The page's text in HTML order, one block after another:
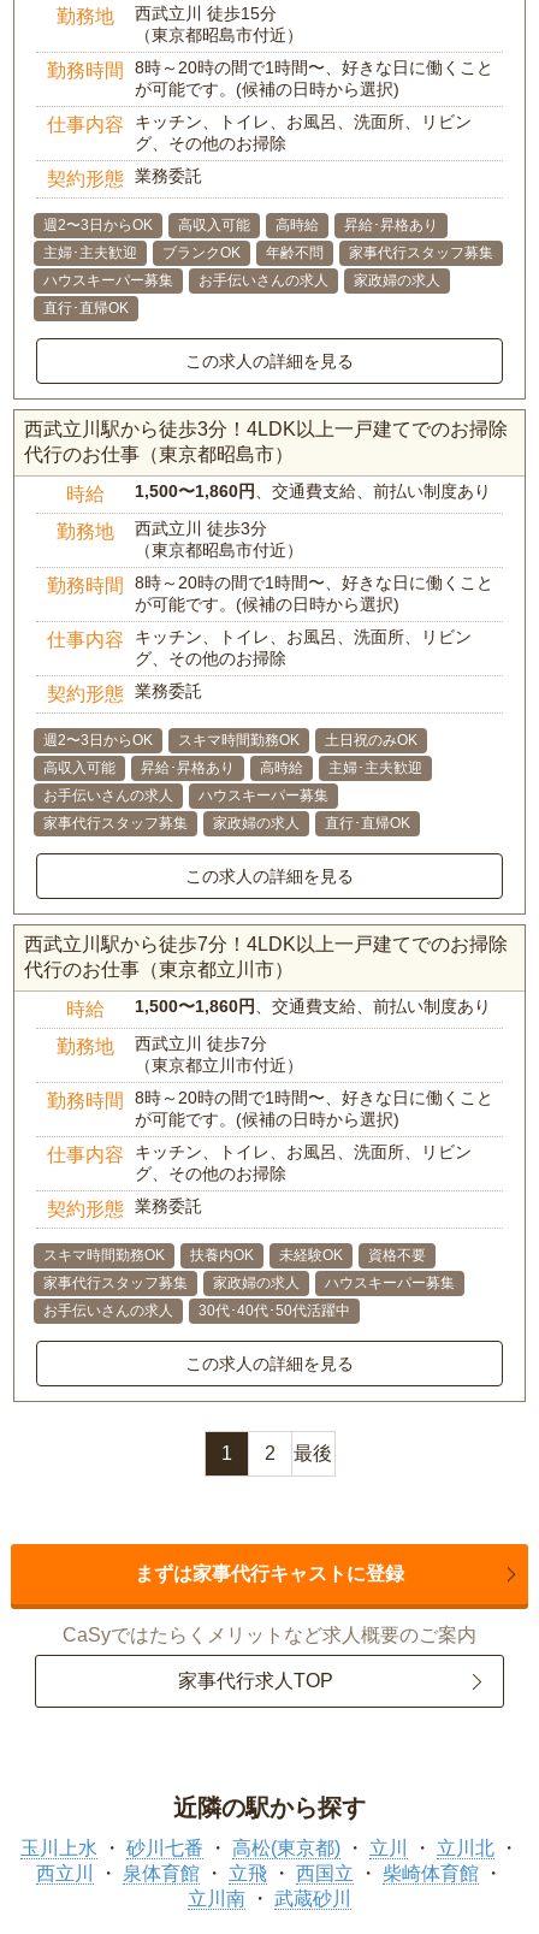
勤務地
西武立川 徒歩15分
（東京都昭島市付近）
勤務時間
8時～20時の間で1時間〜、好きな日に働くこと
が可能です。(候補の日時から選択)
仕事内容
キッチン、トイレ、お風呂、洗面所、リビン
グ、その他のお掃除
契約形態 業務委託
週2〜3日からOK 高収入可能 高時給
昇給･昇格あり
主婦･主夫歓迎
ブランクOK 年齢不問
家事代行スタッフ募集
ハウスキーパー募集
お手伝いさんの求人
家政婦の求人
直行･直帰OK
この求人の詳細を見る
西武立川駅から徒歩3分！4LDK以上一戸建てでのお掃除
代行のお仕事（東京都昭島市）
時給 1,500〜1,860円 、交通費支給、前払い制度あり
勤務地
西武立川 徒歩3分
（東京都昭島市付近）
勤務時間
8時～20時の間で1時間〜、好きな日に働くこと
が可能です。(候補の日時から選択)
仕事内容
キッチン、トイレ、お風呂、洗面所、リビン
グ、その他のお掃除
契約形態 業務委託
週2〜3日からOK スキマ時間勤務OK
土日祝のみOK
高収入可能
昇給･昇格あり 高時給
主婦･主夫歓迎
お手伝いさんの求人
ハウスキーパー募集
家事代行スタッフ募集
家政婦の求人 直行･直帰OK
この求人の詳細を見る
西武立川駅から徒歩7分！4LDK以上一戸建てでのお掃除
代行のお仕事（東京都立川市）
時給 1,500〜1,860円 、交通費支給、前払い制度あり
勤務地
西武立川 徒歩7分
（東京都立川市付近）
勤務時間
8時～20時の間で1時間〜、好きな日に働くこと
が可能です。(候補の日時から選択)
仕事内容
キッチン、トイレ、お風呂、洗面所、リビン
グ、その他のお掃除
契約形態 業務委託
スキマ時間勤務OK 扶養内OK 未経験OK
資格不要
家事代行スタッフ募集
家政婦の求人
ハウスキーパー募集
お手伝いさんの求人
30代･40代･50代活躍中
この求人の詳細を見る
1 2 最後
まずは家事代行キャストに登録
CaSyではたらくメリットなど求人概要のご案内
家事代行求人TOP
近隣の駅から探す
玉川上水 砂川七番 高松(東京都) 立川
立川北
西立川
泉体育館 立飛 西国立
柴崎体育館
立川南
武蔵砂川